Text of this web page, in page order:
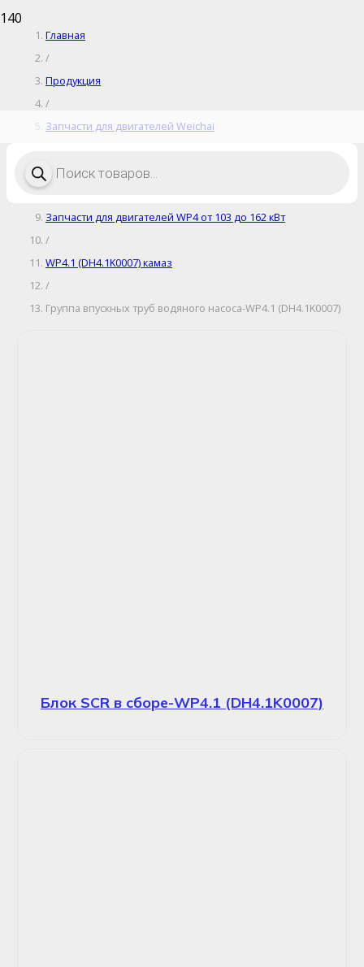
товаров
Главная
/
Продукция
/
Запчасти для двигателей Weichai
Запчасти для дизельных двигателей
/
Запчасти для двигателей WP4 от 103 до 162 кВт
/
WP4.1 (DH4.1K0007) камаз
/
Группа впускных труб водяного насоса-WP4.1 (DH4.1K0007)
Блок SCR в сборе-WP4.1 (DH4.1K0007)